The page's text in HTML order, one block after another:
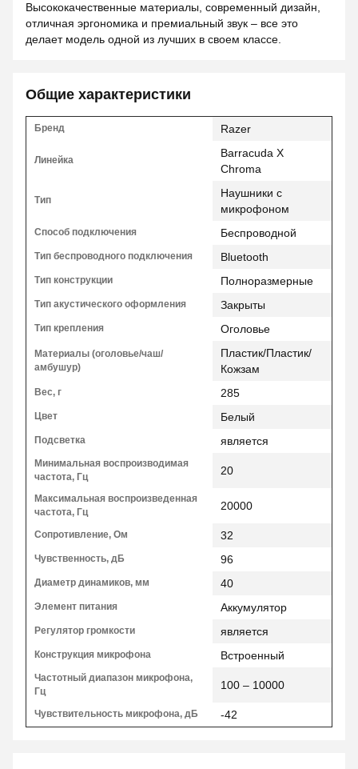
Высококачественные материалы, современный дизайн,
отличная эргономика и премиальный звук – все это
делает модель одной из лучших в своем классе.
Общие характеристики
Бренд Razer
Линейка
Barracuda X
Chroma
Тип
Наушники с
микрофоном
Способ подключения Беспроводной
Тип беспроводного подключения Bluetooth
Тип конструкции Полноразмерные
Тип акустического оформления Закрыты
Тип крепления Оголовье
Материалы (оголовье/чаш/
амбушур)
Пластик/Пластик/
Кожзам
Вес, г 285
Цвет Белый
Подсветка является
Минимальная воспроизводимая
частота, Гц
20
Максимальная воспроизведенная
частота, Гц
20000
Сопротивление, Ом 32
Чувственность, дБ 96
Диаметр динамиков, мм 40
Элемент питания Аккумулятор
Регулятор громкости является
Конструкция микрофона Встроенный
Частотный диапазон микрофона,
Гц
100 – 10000
Чувствительность микрофона, дБ -42